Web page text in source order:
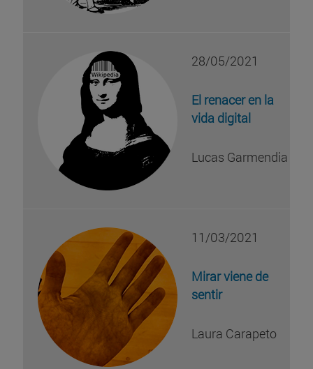
28/05/2021
El renacer en la
vida digital
Lucas Garmendia
11/03/2021
Mirar viene de
sentir
Laura Carapeto